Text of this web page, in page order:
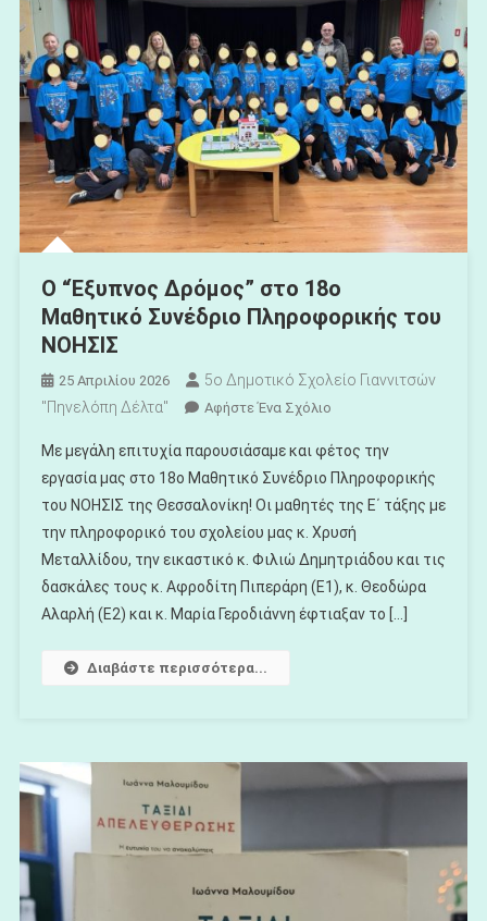
Ο “Έξυπνος Δρόμος” στο 18ο
Μαθητικό Συνέδριο Πληροφορικής του
ΝΟΗΣΙΣ
25 Απριλίου 2026
5ο Δημοτικό Σχολείο Γιαννιτσών
"Πηνελόπη Δέλτα"
Αφήστε Ένα ΣχόλιοΓια
Ο
“Έξυπνος
Δρόμος”
Στο
18ο
Μαθητικό
Συνέδριο
Με μεγάλη επιτυχία παρουσιάσαμε και φέτος την
εργασία μας στο 18ο Μαθητικό Συνέδριο Πληροφορικής
του ΝΟΗΣΙΣ της Θεσσαλονίκη! Οι μαθητές της Ε΄ τάξης με
την πληροφορικό του σχολείου μας κ. Χρυσή
Μεταλλίδου, την εικαστικό κ. Φιλιώ Δημητριάδου και τις
δασκάλες τους κ. Αφροδίτη Πιπεράρη (Ε1), κ. Θεοδώρα
Αλαρλή (Ε2) και κ. Μαρία Γεροδιάννη έφτιαξαν το […]
Διαβάστε περισσότερα...